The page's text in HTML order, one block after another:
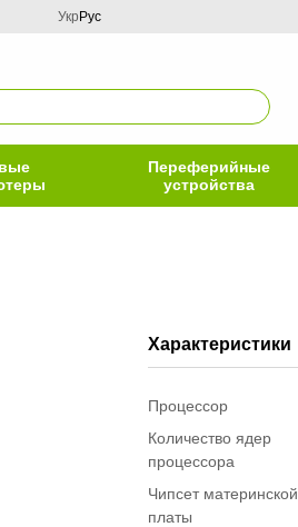
Укр Рус
Переферийные
устройства
Характеристики
Процессор
Количество ядер
процессора
Чипсет материнской
платы